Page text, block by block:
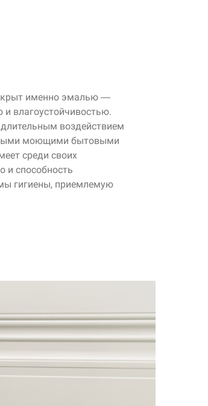
именно эмалью —
влагоустойчивостью.
воздействием
моющими бытовыми
среди своих
и способность
гигиены, приемлемую